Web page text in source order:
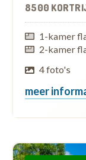
8500
1-kamer
2-kamer
4 foto's
meer